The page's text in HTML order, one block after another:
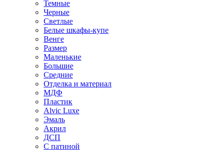
Темные
Черные
Светлые
Белые шкафы-купе
Венге
Размер
Маленькие
Большие
Средние
Отделка и материал
МДФ
Пластик
Alvic Luxe
Эмаль
Акрил
ДСП
С патиной